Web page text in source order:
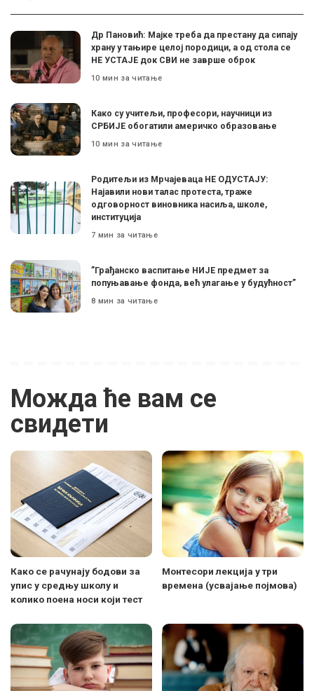
Др Пановић: Мајке треба да престану да сипају
храну у тањире целој породици, а од стола се
НЕ УСТАЈЕ док СВИ не заврше оброк
10 мин за читање
Како су учитељи, професори, научници из
СРБИЈЕ обогатили америчко образовање
10 мин за читање
Родитељи из Мрчајеваца НЕ ОДУСТАЈУ:
Најавили нови талас протеста, траже
одговорност виновника насиља, школе,
институција
7 мин за читање
”Грађанско васпитање НИЈЕ предмет за
попуњавање фонда, већ улагање у будућност”
8 мин за читање
Можда ће вам се
свидети
Како се рачунају бодови за
упис у средњу школу и
колико поена носи који тест
Монтесори лекција у три
времена (усвајање појмова)